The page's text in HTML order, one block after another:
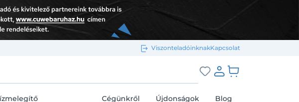
ViszonteladóinknakKapcsolat
Bejelentkezés e-mail-címmel
Cégünkről Újdonságok Blog